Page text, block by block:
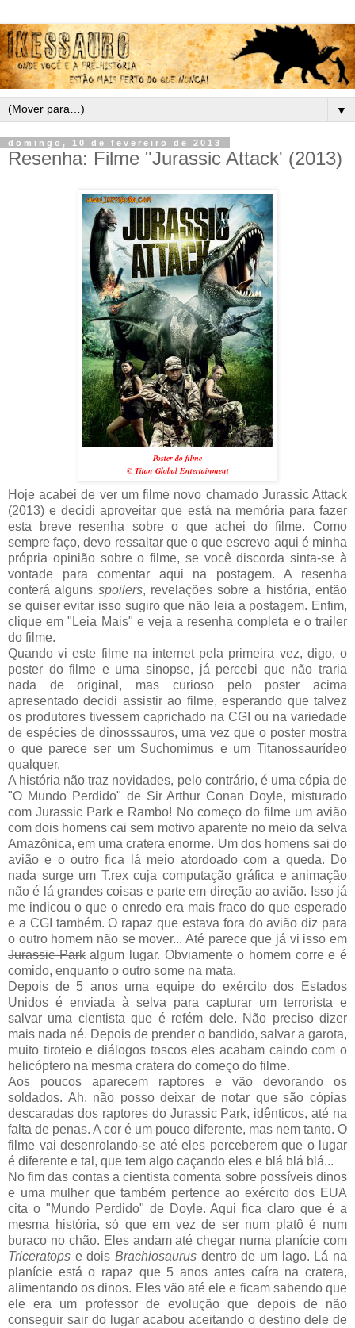
▼
domingo, 10 de fevereiro de 2013
Resenha: Filme "Jurassic Attack' (2013)
Poster do filme
© Titan Global Entertainment
Hoje acabei de ver um filme novo chamado Jurassic Attack
(2013) e decidi aproveitar que está na memória para fazer
esta breve resenha sobre o que achei do filme. Como
sempre faço, devo ressaltar que o que escrevo aqui é minha
própria opinião sobre o filme, se você discorda sinta-se à
vontade para comentar aqui na postagem. A resenha
conterá alguns spoilers, revelações sobre a história, então
se quiser evitar isso sugiro que não leia a postagem. Enfim,
clique em "Leia Mais" e veja a resenha completa e o trailer
do filme.
Quando vi este filme na internet pela primeira vez, digo, o
poster do filme e uma sinopse, já percebi que não traria
nada de original, mas curioso pelo poster acima
apresentado decidi assistir ao filme, esperando que talvez
os produtores tivessem caprichado na CGI ou na variedade
de espécies de dinosssauros, uma vez que o poster mostra
o que parece ser um Suchomimus e um Titanossaurídeo
qualquer.
A história não traz novidades, pelo contrário, é uma cópia de
"O Mundo Perdido" de Sir Arthur Conan Doyle, misturado
com Jurassic Park e Rambo! No começo do filme um avião
com dois homens cai sem motivo aparente no meio da selva
Amazônica, em uma cratera enorme. Um dos homens sai do
avião e o outro fica lá meio atordoado com a queda. Do
nada surge um T.rex cuja computação gráfica e animação
não é lá grandes coisas e parte em direção ao avião. Isso já
me indicou o que o enredo era mais fraco do que esperado
e a CGI também. O rapaz que estava fora do avião diz para
o outro homem não se mover... Até parece que já vi isso em
Jurassic Parkalgum lugar. Obviamente o homem corre e é
comido, enquanto o outro some na mata.
Depois de 5 anos uma equipe do exército dos Estados
Unidos é enviada à selva para capturar um terrorista e
salvar uma cientista que é refém dele. Não preciso dizer
mais nada né. Depois de prender o bandido, salvar a garota,
muito tiroteio e diálogos toscos eles acabam caindo com o
helicóptero na mesma cratera do começo do filme.
Aos poucos aparecem raptores e vão devorando os
soldados. Ah, não posso deixar de notar que são cópias
descaradas dos raptores do Jurassic Park, idênticos, até na
falta de penas. A cor é um pouco diferente, mas nem tanto. O
filme vai desenrolando-se até eles perceberem que o lugar
é diferente e tal, que tem algo caçando eles e blá blá blá...
No fim das contas a cientista comenta sobre possíveis dinos
e uma mulher que também pertence ao exército dos EUA
cita o "Mundo Perdido" de Doyle. Aqui fica claro que é a
mesma história, só que em vez de ser num platô é num
buraco no chão. Eles andam até chegar numa planície com
Triceratops e doisBrachiosaurus dentro de um lago. Lá na
planície está o rapaz que 5 anos antes caíra na cratera,
alimentando os dinos. Eles vão até ele e ficam sabendo que
ele era um professor de evolução que depois de não
conseguir sair do lugar acabou aceitando o destino dele de